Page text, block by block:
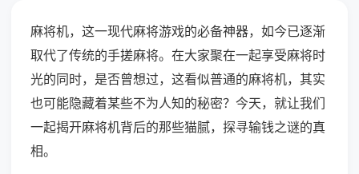
麻将机，这一现代麻将游戏的必备神器，如今已逐渐
取代了传统的手搓麻将。在大家聚在一起享受麻将时
光的同时，是否曾想过，这看似普通的麻将机，其实
也可能隐藏着某些不为人知的秘密？今天，就让我们
一起揭开麻将机背后的那些猫腻，探寻输钱之谜的真
相。